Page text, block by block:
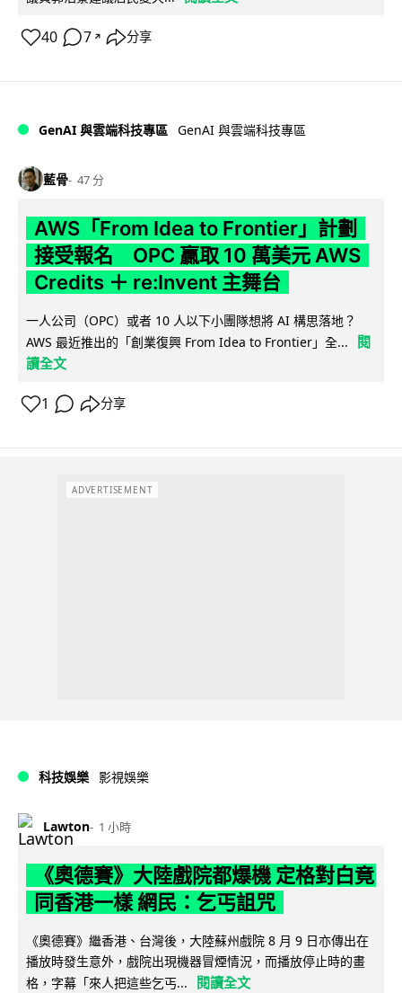
40 7 ↗ 分享
GenAI 與雲端科技專區 GenAI 與雲端科技專區
藍骨 47 分
AWS「From Idea to Frontier」計劃
接受報名 OPC 贏取 10 萬美元 AWS
Credits ＋ re:Invent 主舞台
一人公司（OPC）或者 10 人以下小團隊想將 AI 構思落地？
AWS 最近推出的「創業復興 From Idea to Frontier」全...
閱
讀全文
1 分享
ADVERTISEMENT
科技娛樂 影視娛樂
Lawton 1 小時
《奧德賽》大陸戲院都爆機 定格對白竟
同香港一樣 網民：乞丐詛咒
《奧德賽》繼香港、台灣後，大陸蘇州戲院 8 月 9 日亦傳出在
播放時發生意外，戲院出現機器冒煙情況，而播放停止時的畫
格，字幕「來人把這些乞丐...
閱讀全文